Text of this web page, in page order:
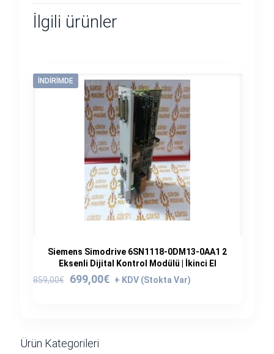
İlgili ürünler
İNDIRIMDE
Siemens Simodrive 6SN1118-0DM13-0AA1 2
Eksenli Dijital Kontrol Modülü | İkinci El
859,00€
Orijinal
699,00€
Şu
Ürün Kategorileri